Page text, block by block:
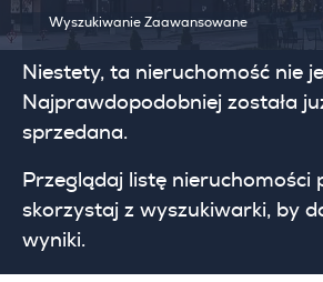
Wyszukiwanie Zaawansowane
Niestety, ta nieruchomość nie
Najprawdopodobniej została
sprzedana.
Przeglądaj listę nieruchomości
skorzystaj z wyszukiwarki, by
wyniki.